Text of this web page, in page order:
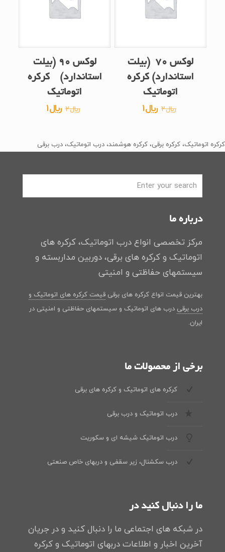
لوکس ۷۰ (بیلت
استاندارد) کرکره
اتوماتیک
﷼2 قیمت
بود.
﷼1
است.
لوکس ۹۰ (بیلت
استاندارد) کرکره
اتوماتیک
﷼2 قیمت
بود.
﷼1قیمت
است.کرکره اتوماتیک، کرکره برقی، کرکره هوشمند، درب اتوماتیک، درب برقی
درباره ما
مرکز تخصصی انواع درب اتوماتیک، کرکره های
اتوماتیک و کرکره های برقی، دوربین مداربسته و
سیستمهای حفاظتی و امنیتی
بهترین قیمت انواع کرکره های برقی قیمت کرکره های اتوماتیک و
درب برقی درب های اتوماتیک و سیستمهای حفاظتی و امنیتی در
ایران.
برخی از محصولات ما
کرکره های اتوماتیک و کرکره های برقی
درب اتوماتیک و درب برقی
درب اتوماتیک شیشه ای و سکوریت
درب سکشنال، زیر سقفی و دربهای خاص صنعتی
ما را دنبال کنید در
در شبکه های اجتماعی ما را دنبال کنید و در جریان
آخرین اخبار و اطلاعات دربهای اتوماتیک و کرکره